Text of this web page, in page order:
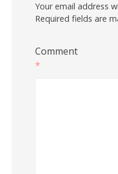
Your email address
Required fields are
Comment
*